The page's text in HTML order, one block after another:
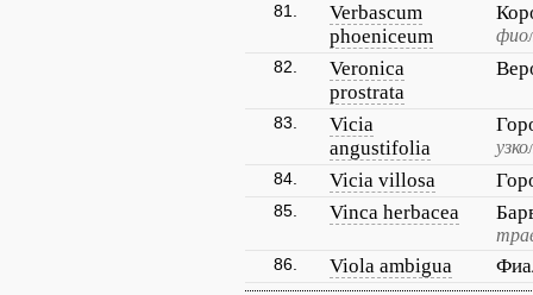
81.
Verbascum
phoeniceum
82.
Veronica
prostrata
83.
Vicia
angustifolia
84. Vicia villosa
85. Vinca herbacea
86. Viola ambigua